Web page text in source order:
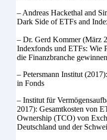
– Andreas Hackethal and
Dark Side of ETFs and
– Dr. Gerd Kommer (März
Indexfonds und ETFs: Wie
die Finanzbranche gewinnen
– Petersmann Institut
in Fonds
– Institut für
2017): Gesamtkosten von
Ownership (TCO) von
Deutschland und der